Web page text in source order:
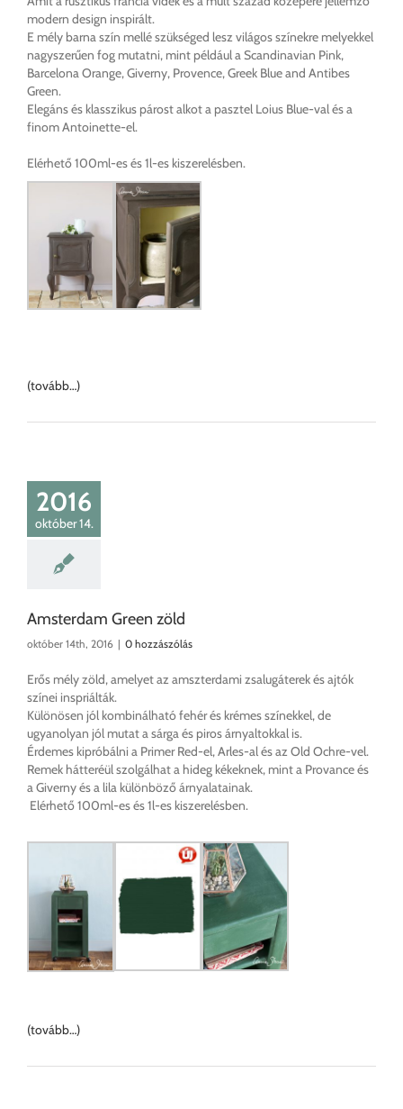
modern design inspirált.
E mély barna szín mellé szükséged lesz világos színekre melyekkel
nagyszerűen fog mutatni, mint például a Scandinavian Pink,
Barcelona Orange, Giverny, Provence, Greek Blue and Antibes
Green.
Elegáns és klasszikus párost alkot a pasztel Loius Blue-val és a
finom Antoinette-el.
Elérhető 100ml-es és 1l-es kiszerelésben.
(tovább…)
2016
október 14.
Amsterdam Green zöld
október 14th, 2016 | 0 hozzászólás
Erős mély zöld, amelyet az amszterdami zsalugáterek és ajtók
színei inspriálták.
Különösen jól kombinálható fehér és krémes színekkel, de
ugyanolyan jól mutat a sárga és piros árnyaltokkal is.
Érdemes kipróbálni a Primer Red-el, Arles-al és az Old Ochre-vel.
Remek hátteréül szolgálhat a hideg kékeknek, mint a Provance és
a Giverny és a lila különböző árnyalatainak.
Elérhető 100ml-es és 1l-es kiszerelésben.
(tovább…)